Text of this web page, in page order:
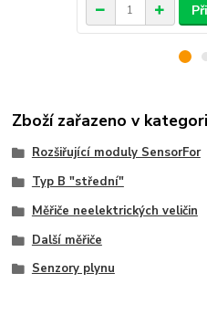
Zboží zařazeno v
Rozšiřující moduly SensorFor
Typ B "střední"
Měřiče neelektrických veličin
Další měřiče
Senzory plynu